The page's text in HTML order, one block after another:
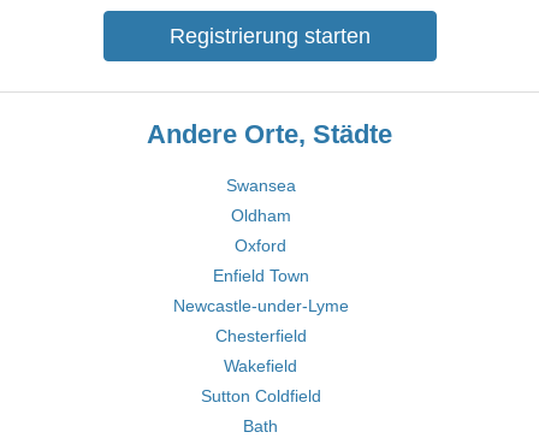
Registrierung starten
Andere Orte, Städte
Swansea
Oldham
Oxford
Enfield Town
Newcastle-under-Lyme
Chesterfield
Wakefield
Sutton Coldfield
Bath